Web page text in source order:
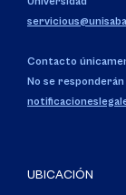
Contacto
No se
UBICACIÓN